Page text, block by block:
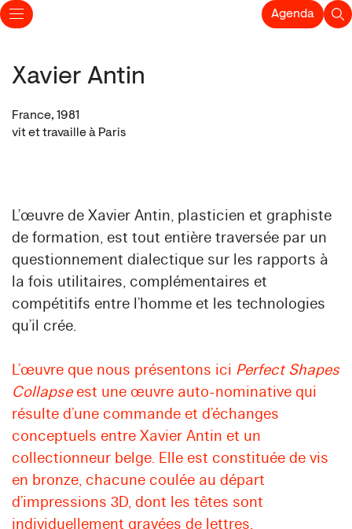
Agenda
Xavier Antin
France, 1981
vit et travaille à Paris
L’œuvre de Xavier Antin, plasticien et graphiste
de formation, est tout entière traversée par un
questionnement dialectique sur les rapports à
la fois utilitaires, complémentaires et
compétitifs entre l’homme et les technologies
qu’il crée.
L’œuvre que nous présentons ici Perfect Shapes
Collapse est une œuvre auto-nominative qui
résulte d’une commande et d’échanges
conceptuels entre Xavier Antin et un
collectionneur belge. Elle est constituée de vis
en bronze, chacune coulée au départ
d’impressions 3D, dont les têtes sont
individuellement gravées de lettres.